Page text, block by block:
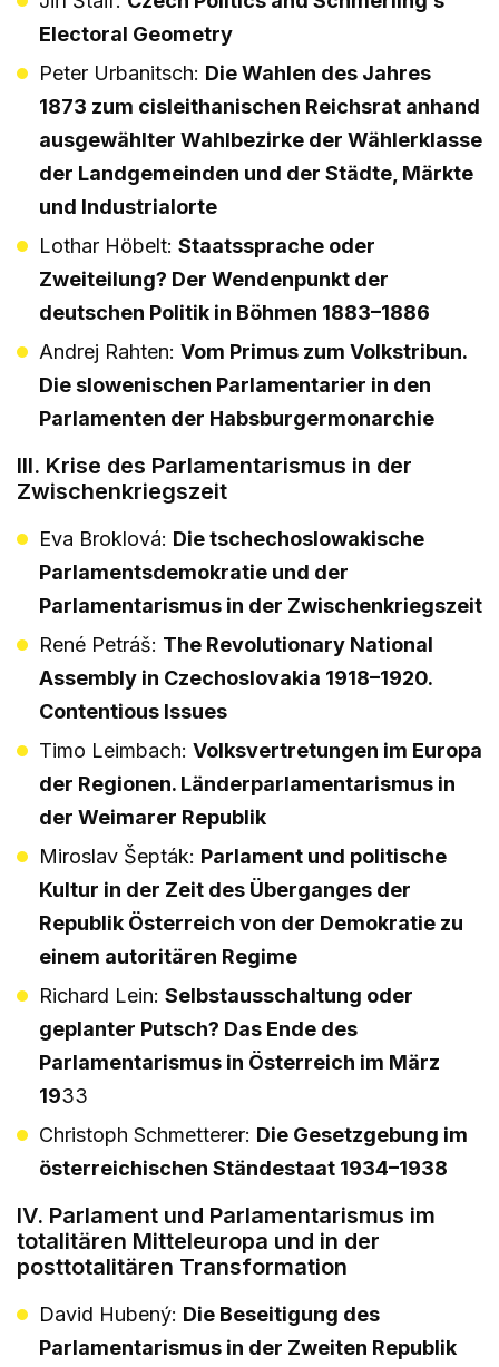
Electoral Geometry
Peter Urbanitsch: Die Wahlen des Jahres
1873 zum cisleithanischen Reichsrat anhand
ausgewählter Wahlbezirke der Wählerklasse
der Landgemeinden und der Städte, Märkte
und Industrialorte
Lothar Höbelt: Staatssprache oder
Zweiteilung? Der Wendenpunkt der
deutschen Politik in Böhmen 1883–1886
Andrej Rahten: Vom Primus zum Volkstribun.
Die slowenischen Parlamentarier in den
Parlamenten der Habsburgermonarchie
III. Krise des Parlamentarismus in der
Zwischenkriegszeit
Eva Broklová: Die tschechoslowakische
Parlamentsdemokratie und der
Parlamentarismus in der Zwischenkriegszeit
René Petráš: The Revolutionary National
Assembly in Czechoslovakia 1918–1920.
Contentious Issues
Timo Leimbach: Volksvertretungen im Europa
der Regionen. Länderparlamentarismus in
der Weimarer Republik
Miroslav Šepták: Parlament und politische
Kultur in der Zeit des Überganges der
Republik Österreich von der Demokratie zu
einem autoritären Regime
Richard Lein: Selbstausschaltung oder
geplanter Putsch? Das Ende des
Parlamentarismus in Österreich im März
1933
Christoph Schmetterer: Die Gesetzgebung im
österreichischen Ständestaat 1934–1938
IV. Parlament und Parlamentarismus im
totalitären Mitteleuropa und in der
posttotalitären Transformation
David Hubený: Die Beseitigung des
Parlamentarismus in der Zweiten Republik